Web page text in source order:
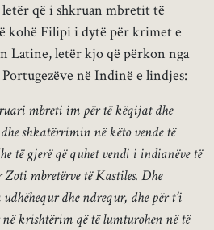
që i shkruan mbretit të
kohë Filipi i dytë për krimet e
Latine, letër kjo që përkon nga
në Indinë e lindjes:
mbreti im për të këqijat dhe
shkatërrimin në këto vende të
të gjerë që quhet vendi i indianëve të
mbretërve të Kastiles. Dhe
dhe ndrequr, dhe për t’i
krishtërim që të lumturohen në të